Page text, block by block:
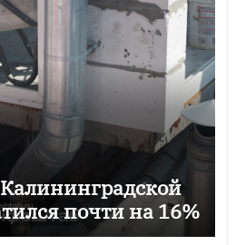
почти на 16%